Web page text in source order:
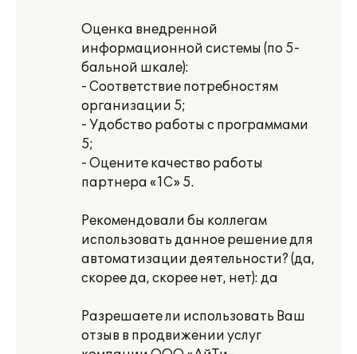
Оценка внедренной
информационной системы (по 5-
бальной шкале):
- Соответствие потребностям
организации 5;
- Удобство работы с программами
5;
- Оцените качество работы
партнера «1С» 5.
Рекомендовали бы коллегам
использовать данное решение для
автоматизации деятельности? (да,
скорее да, скорее нет, нет): да
Разрешаете ли использовать Ваш
отзыв в продвижении услуг